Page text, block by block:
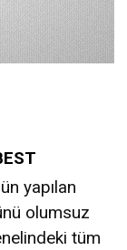
yapılan
olumsuz
tüm